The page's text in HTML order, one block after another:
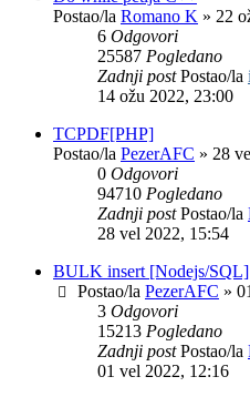
Postao/la Romano K » 22
6 Odgovori
25587 Pogledano
Zadnji postPostao/la
14 ožu 2022, 23:00
TCPDF[PHP]
Postao/la PezerAFC » 28
0 Odgovori
94710 Pogledano
Zadnji postPostao/la
28 vel 2022, 15:54
BULK insert [Nodejs/SQL]
Postao/la PezerAFC »
3 Odgovori
15213 Pogledano
Zadnji postPostao/la
01 vel 2022, 12:16